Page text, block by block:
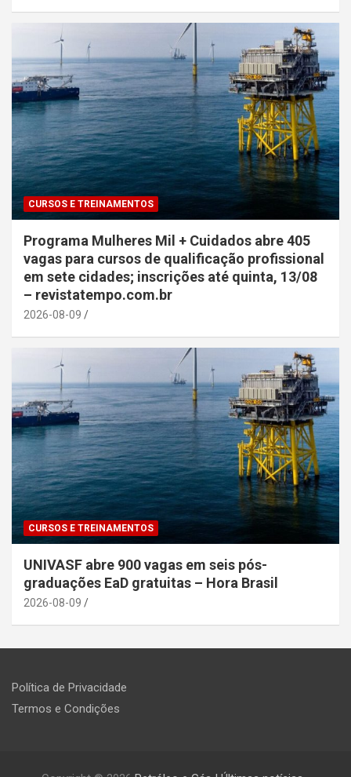
CURSOS E TREINAMENTOS
Programa Mulheres Mil + Cuidados abre 405
vagas para cursos de qualificação profissional
em sete cidades; inscrições até quinta, 13/08
– revistatempo.com.br
2026-08-09
CURSOS E TREINAMENTOS
UNIVASF abre 900 vagas em seis pós-
graduações EaD gratuitas – Hora Brasil
2026-08-09
Política de Privacidade
Termos e Condições